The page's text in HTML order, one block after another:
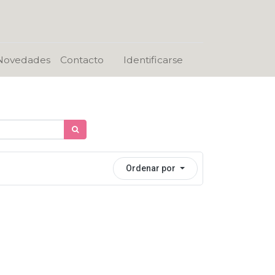
Contacto Identificarse
Ordenar por